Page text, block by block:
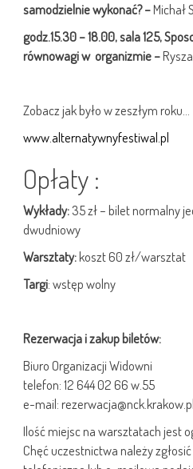
samodzielnie wykonać? –Michał
godz.15.30 – 18.00,sala 125,
równowagi w organizmie –
Zobacz jak było w zeszłym roku…
www.alternatywnyfestiwal.pl
Opłaty :
Wykłady:35 zł – bilet normalny
dwudniowy
Warsztaty:koszt 60 zł/warsztat
Targi: wstęp wolny
Rezerwacja i zakup biletów:
Biuro Organizacji Widowni
telefon: 12 644 02 66 w.55
e-mail: rezerwacja@nck.krakow.pl
Ilość miejsc na warsztatach jest
Chęć uczestnictwa należy